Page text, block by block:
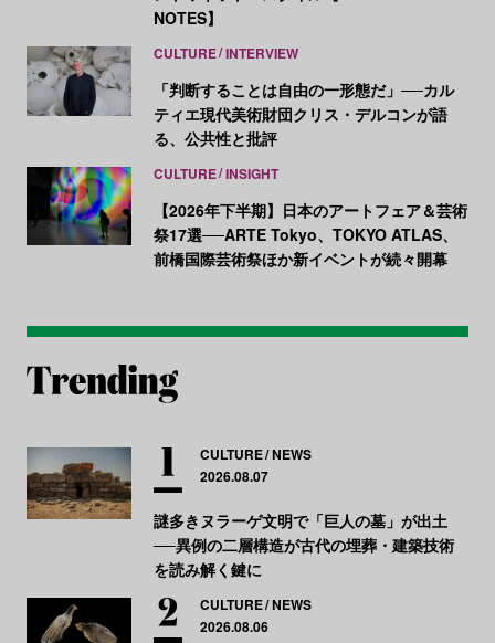
NOTES】
CULTURE INTERVIEW
「判断することは自由の一形態だ」──カル
ティエ現代美術財団クリス・デルコンが語
る、公共性と批評
CULTURE INSIGHT
【2026年下半期】日本のアートフェア＆芸術
祭17選──ARTE Tokyo、TOKYO ATLAS、
前橋国際芸術祭ほか新イベントが続々開幕
CULTURE NEWS
2026.08.07
謎多きヌラーゲ文明で「巨人の墓」が出土
──異例の二層構造が古代の埋葬・建築技術
を読み解く鍵に
CULTURE NEWS
2026.08.06